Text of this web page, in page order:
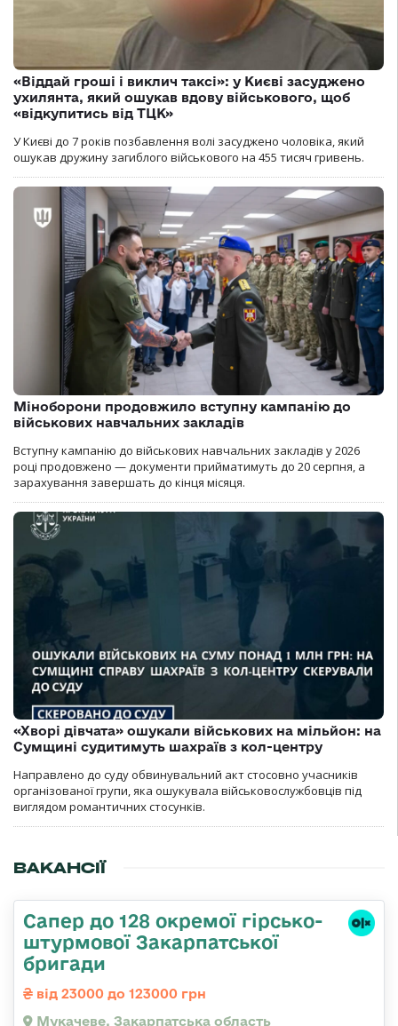
«Віддай гроші і виклич таксі»: у Києві засуджено
ухилянта, який ошукав вдову військового, щоб
«відкупитись від ТЦК»
У Києві до 7 років позбавлення волі засуджено чоловіка, який
ошукав дружину загиблого військового на 455 тисяч гривень.
Міноборони продовжило вступну кампанію до
військових навчальних закладів
Вступну кампанію до військових навчальних закладів у 2026
році продовжено — документи прийматимуть до 20 серпня, а
зарахування завершать до кінця місяця.
«Хворі дівчата» ошукали військових на мільйон: на
Сумщині судитимуть шахраїв з кол-центру
Направлено до суду обвинувальний акт стосовно учасників
організованої групи, яка ошукувала військовослужбовців під
виглядом романтичних стосунків.
ВАКАНСІЇ
Сапер до 128 окремої гірсько-
штурмової Закарпатської
бригади
від 23000 до 123000 грн
Мукачеве, Закарпатська область